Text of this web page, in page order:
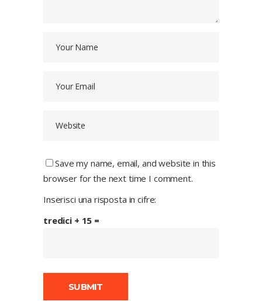
Save my name, email, and website in this
browser for the next time I comment.
Inserisci una risposta in cifre:
tredici + 15 =